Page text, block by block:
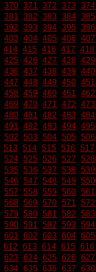
370 371 372 373 374
381 382 383 384 385
392 393 394 395 396
403 404 405 406 407
414 415 416 417 418
425 426 427 428 429
436 437 438 439 440
447 448 449 450 451
458 459 460 461 462
469 470 471 472 473
480 481 482 483 484
491 492 493 494 495
502 503 504 505 506
513 514 515 516 517
524 525 526 527 528
535 536 537 538 539
546 547 548 549 550
557 558 559 560 561
568 569 570 571 572
579 580 581 582 583
590 591 592 593 594
601 602 603 604 605
612 613 614 615 616
623 624 625 626 627
634 635 636 637 638